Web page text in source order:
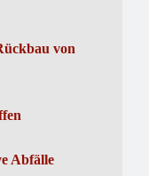
von
Abfälle